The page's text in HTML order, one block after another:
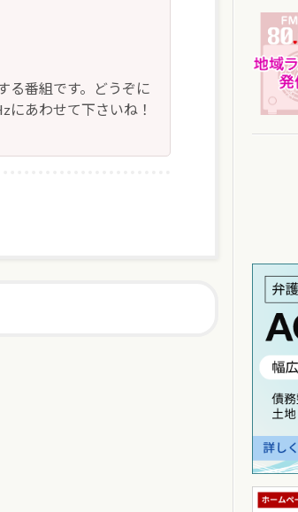
る番組です。どうぞに
あわせて下さいね！